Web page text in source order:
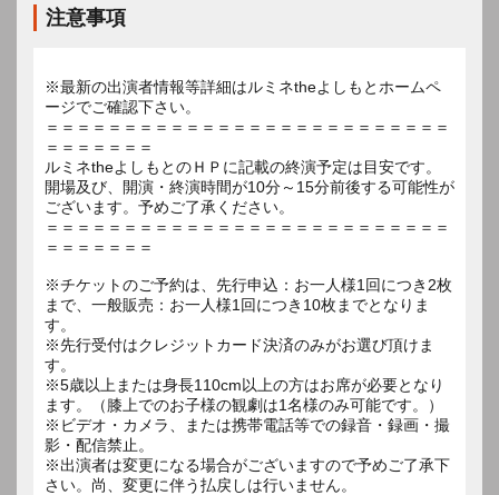
注意事項
※最新の出演者情報等詳細はルミネtheよしもとホームペ
ージでご確認下さい。
＝＝＝＝＝＝＝＝＝＝＝＝＝＝＝＝＝＝＝＝＝＝＝＝＝＝
＝＝＝＝＝＝＝
ルミネtheよしもとのＨＰに記載の終演予定は目安です。
開場及び、開演・終演時間が10分～15分前後する可能性が
ございます。予めご了承ください。
＝＝＝＝＝＝＝＝＝＝＝＝＝＝＝＝＝＝＝＝＝＝＝＝＝＝
＝＝＝＝＝＝＝
※チケットのご予約は、先行申込：お一人様1回につき2枚
まで、一般販売：お一人様1回につき10枚までとなりま
す。
※先行受付はクレジットカード決済のみがお選び頂けま
す。
※5歳以上または身長110cm以上の方はお席が必要となり
ます。（膝上でのお子様の観劇は1名様のみ可能です。）
※ビデオ・カメラ、または携帯電話等での録音・録画・撮
影・配信禁止。
※出演者は変更になる場合がございますので予めご了承下
さい。尚、変更に伴う払戻しは行いません。